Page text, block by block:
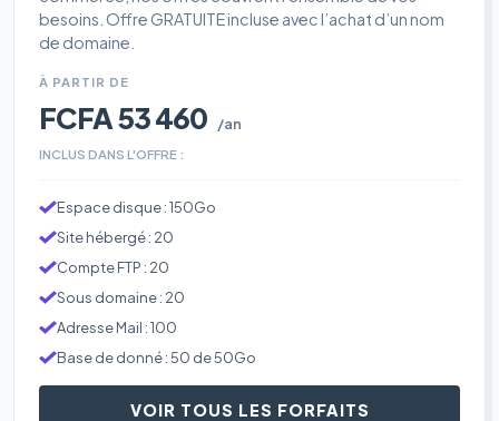
besoins. Offre GRATUITE incluse avec l’achat d’un nom
de domaine.
À PARTIR DE
FCFA 53 460 /an
INCLUS DANS L'OFFRE :
Espace disque : 150Go
Site hébergé : 20
Compte FTP : 20
Sous domaine : 20
Adresse Mail : 100
Base de donné : 50 de 50Go
VOIR TOUS LES FORFAITS